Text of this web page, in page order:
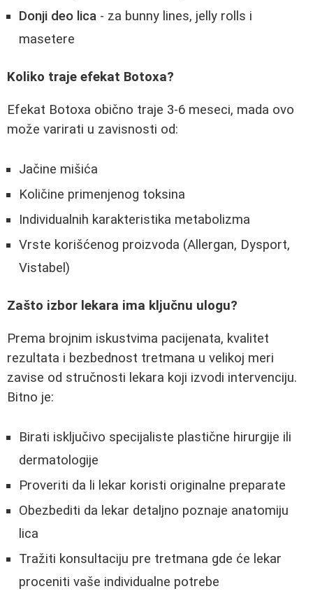
Donji deo lica - za bunny lines, jelly rolls i
masetere
Koliko traje efekat Botoxa?
Efekat Botoxa obično traje 3-6 meseci, mada ovo
može varirati u zavisnosti od:
Jačine mišića
Količine primenjenog toksina
Individualnih karakteristika metabolizma
Vrste korišćenog proizvoda (Allergan, Dysport,
Vistabel)
Zašto izbor lekara ima ključnu ulogu?
Prema brojnim iskustvima pacijenata, kvalitet
rezultata i bezbednost tretmana u velikoj meri
zavise od stručnosti lekara koji izvodi intervenciju.
Bitno je:
Birati isključivo specijaliste plastične hirurgije ili
dermatologije
Proveriti da li lekar koristi originalne preparate
Obezbediti da lekar detaljno poznaje anatomiju
lica
Tražiti konsultaciju pre tretmana gde će lekar
proceniti vaše individualne potrebe